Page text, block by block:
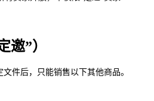
邀”）
件后，只能销售以下其他商品。